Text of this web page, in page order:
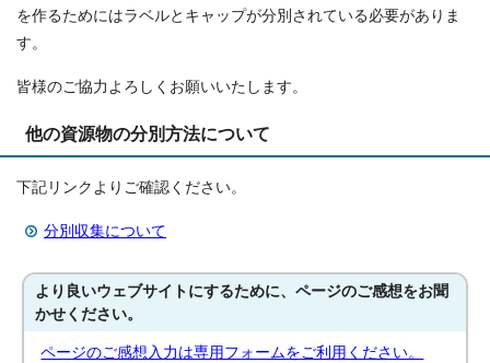
を作るためにはラベルとキャップが分別されている必要がありま
す。
皆様のご協力よろしくお願いいたします。
他の資源物の分別方法について
下記リンクよりご確認ください。
分別収集について
より良いウェブサイトにするために、ページのご感想をお聞
かせください。
ページのご感想入力は専用フォームをご利用ください。